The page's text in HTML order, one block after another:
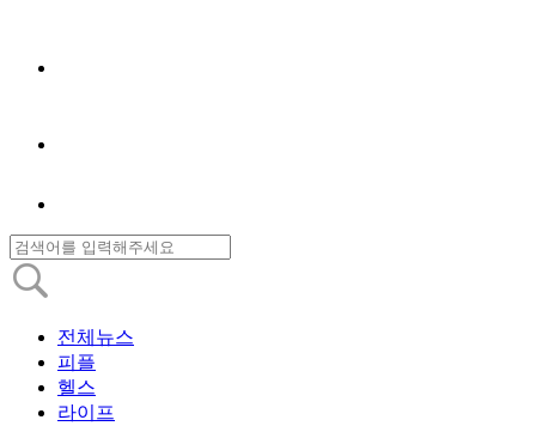
전체뉴스
피플
헬스
라이프